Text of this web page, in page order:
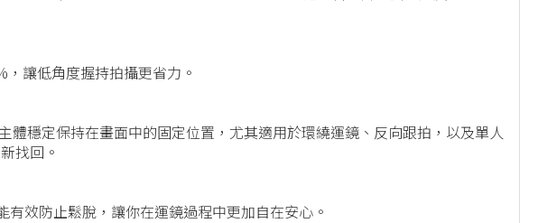
讓低角度握持拍攝更省力。
穩定保持在畫面中的固定位置，尤其適用於環繞運鏡、反向跟拍，以及單人
找回。
效防止鬆脫，讓你在運鏡過程中更加自在安心。